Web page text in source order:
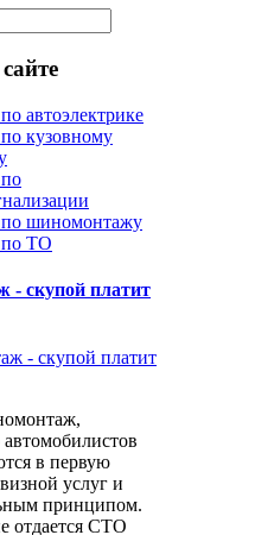
автоэлектрике
кузовному
по шиномонтажу
по ТО
скупой платит
в первую
услуг и
принципом.
отдается СТО